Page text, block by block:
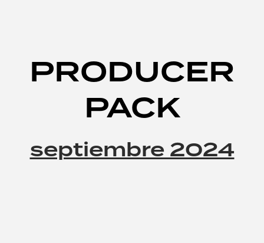
PRODUCER
PACK
septiembre 2024